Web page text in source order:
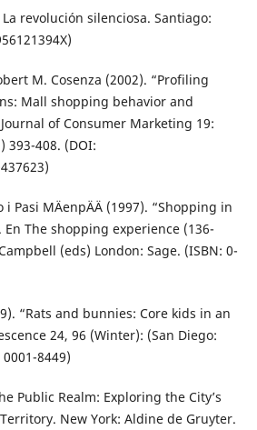
revolución silenciosa. Santiago:
M. Cosenza (2002). “Profiling
Mall shopping behavior and
of Consumer Marketing 19:
393-408. (DOI:
Pasi MÄenpÄÄ (1997). “Shopping in
The shopping experience (136-
(eds) London: Sage. (ISBN: 0-
“Rats and bunnies: Core kids in an
24, 96 (Winter): (San Diego:
8449)
Public Realm: Exploring the City’s
New York: Aldine de Gruyter.